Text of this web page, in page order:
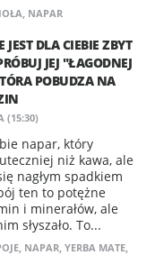
, NAPAR
JEST DLA CIEBIE ZBYT
JEJ "ŁAGODNEJ
POBUDZA NA
(15:30)
napar, który
niż kawa, ale
nagłym spadkiem
ten to potężne
i minerałów, ale
słyszało. To...
, NAPAR, YERBA MATE,